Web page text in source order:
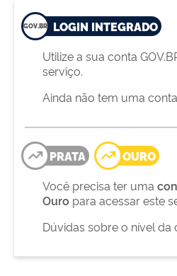
LOGIN INTEGRADO
Utilize a sua conta
serviço.
Ainda não tem uma
PRATA
OURO
Você precisa ter uma
Ouro para acessar este
Dúvidas sobre o nível da